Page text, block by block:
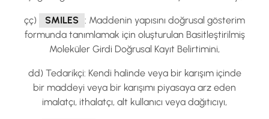
çç) SMILES : Maddenin yapısını doğrusal gösterim
formunda tanımlamak için oluşturulan Basitleştirilmiş
Moleküler Girdi Doğrusal Kayıt Belirtimini,
dd) Tedarikçi: Kendi halinde veya bir karışım içinde
bir maddeyi veya bir karışımı piyasaya arz eden
imalatçı, ithalatçı, alt kullanıcı veya dağıtıcıyı,